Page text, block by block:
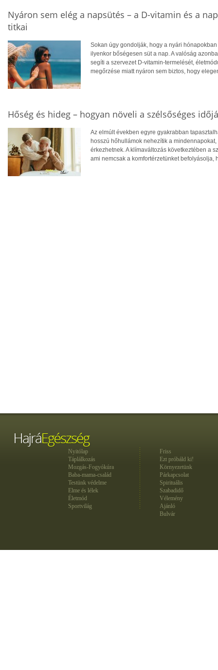
Nyáron sem elég a napsütés – a D-vitamin és a
titkai
Sokan úgy gondolják, hogy a nyári
ilyenkor bőségesen süt a nap. A valóság
segíti a szervezet D-vitamin-termelését,
megőrzése miatt nyáron sem biztos, hogy
Hőség és hideg – hogyan növeli a szélsőséges
Az elmúlt években egyre gyakrabban
hosszú hőhullámok nehezítik a
érkezhetnek. A klímaváltozás következtében a
ami nemcsak a komfortérzetünket
Nyitólap
Táplálkozás
Mozgás-Fogyókúra
Baba-mama-család
Testünk védelme
Elme és lélek
Életmód
Sportvilág
Friss
Ezt próbáld ki!
Környezetünk
Párkapcsolat
Spirituális
Szabadidő
Vélemény
Ajánló
Bulvár